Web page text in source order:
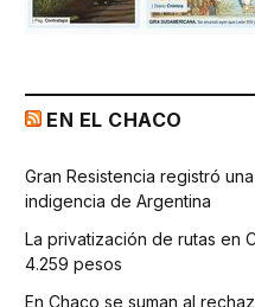
EN EL CHACO
Gran Resistencia registró
indigencia de Argentina
La privatización de rutas en
4.259 pesos
En Chaco se suman al